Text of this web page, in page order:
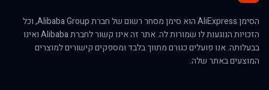
הסימן AliExpress הוא סימן מסחר רשום של חברת Alibaba Group, וכל
הזכויות הנוגעות לו שמורות לה. אתר זה אינו קשור לחברת Alibaba ואינו
בבעלותה. אנו פועלים כגורם מתווך בלבד ומספקים קישורים למוצרים
המוצעים באתר שלה.